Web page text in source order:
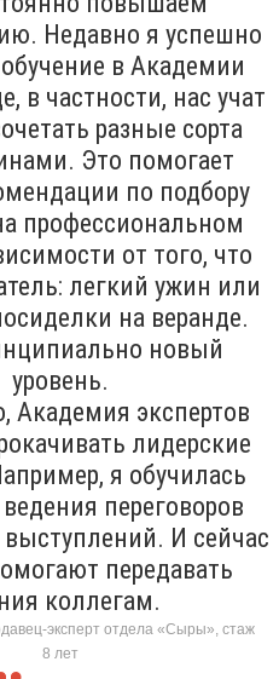
Недавно я успешно
в Академии
в частности, нас учат
разные сорта
Это помогает
по подбору
профессиональном
от того, что
легкий ужин или
на веранде.
новый
уровень.
Академия экспертов
лидерские
я обучилась
переговоров
И сейчас
передавать
коллегам.
эксперт отдела «Сыры», стаж
8 лет